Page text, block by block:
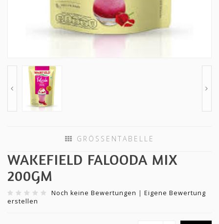
GRÖSSENTABELLE
WAKEFIELD FALOODA MIX
200GM
Noch keine Bewertungen | Eigene Bewertung
erstellen